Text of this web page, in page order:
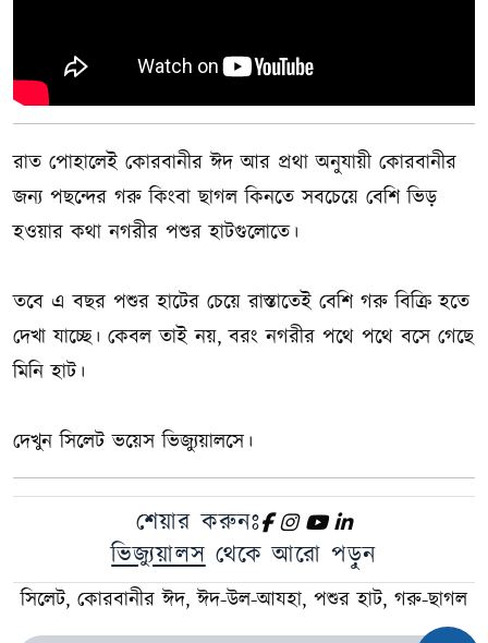
রাত পোহালেই কোরবানীর ঈদ আর প্রথা অনুযায়ী কোরবানীর
জন্য পছন্দের গরু কিংবা ছাগল কিনতে সবচেয়ে বেশি ভিড়
হওয়ার কথা নগরীর পশুর হাটগুলোতে।
তবে এ বছর পশুর হাটের চেয়ে রাস্তাতেই বেশি গরু বিক্রি হতে
দেখা যাচ্ছে। কেবল তাই নয়, বরং নগরীর পথে পথে বসে গেছে
মিনি হাট।
দেখুন সিলেট ভয়েস ভিজ্যুয়ালসে।
শেয়ার করুনঃ
ভিজ্যুয়ালস থেকে আরো পড়ুন
সিলেট, কোরবানীর ঈদ, ঈদ-উল-আযহা, পশুর হাট, গরু-ছাগল